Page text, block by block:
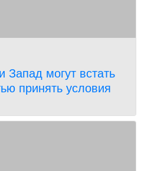
Запад могут встать
принять условия